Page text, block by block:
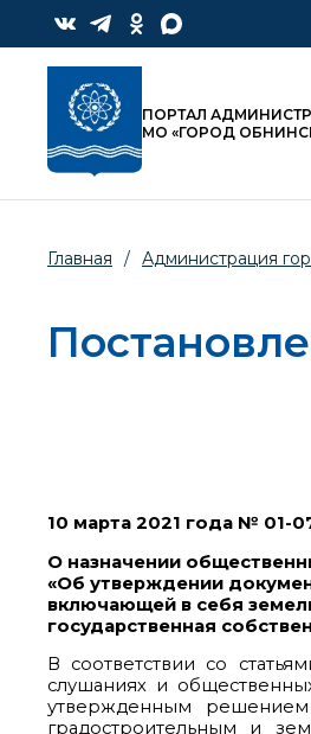
ПОРТАЛ
МО «ГОРОД
Главная / Администрация
10 марта 2021 года № 01-
О назначении
«Об утверждении
включающей в себя
государственная
В соответствии со
слушаниях и
утвержденным
градостроительным и